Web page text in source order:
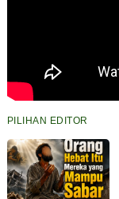
PILIHAN EDITOR